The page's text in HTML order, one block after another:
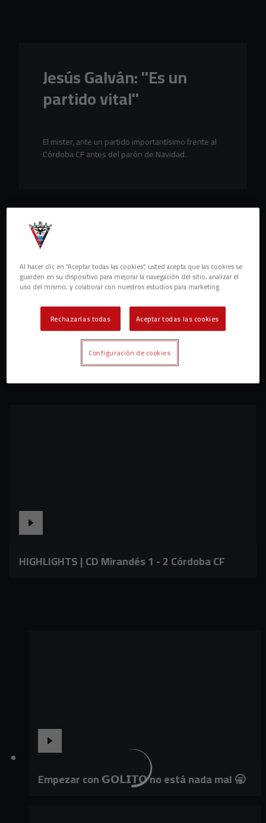
Jesús Galván: "Es un
partido vital"
El mister, ante un partido importantísimo frente al
Córdoba CF antes del parón de Navidad.
HIGHLIGHTS | CD Mirandés 1 - 2 Córdoba CF
Empezar con 𝗚𝗢𝗟𝗜𝗧𝗢 no está nada mal 🥱
Al hacer clic en “Aceptar todas las cookies”, usted acepta que las cookies se
guarden en su dispositivo para mejorar la navegación del sitio, analizar el
uso del mismo, y colaborar con nuestros estudios para marketing.
Rechazarlas todas Aceptar todas las cookies
Configuración de cookies